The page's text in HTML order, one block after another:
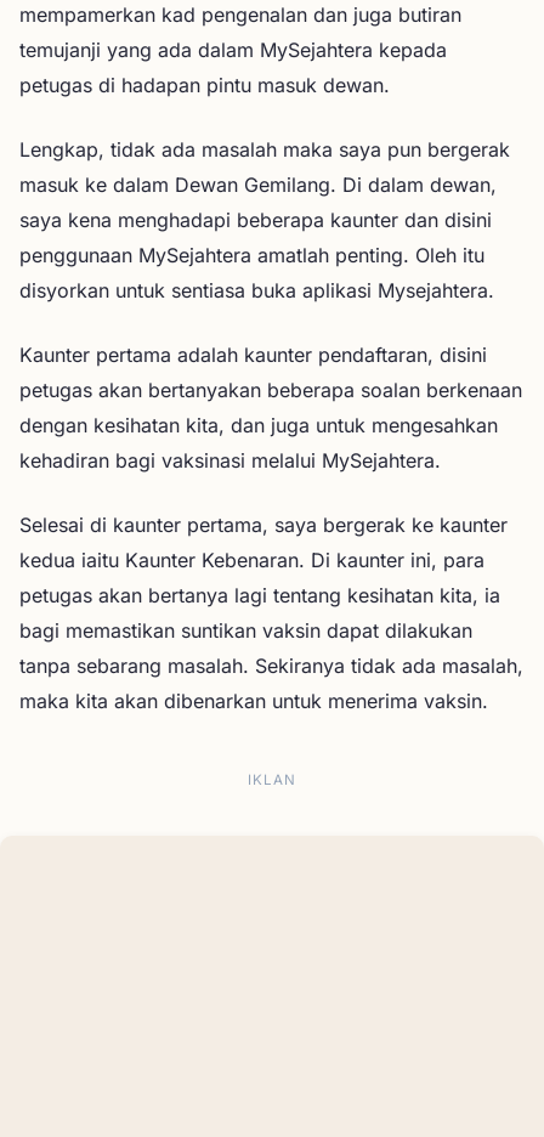
mempamerkan kad pengenalan dan juga butiran
temujanji yang ada dalam MySejahtera kepada
petugas di hadapan pintu masuk dewan.
Lengkap, tidak ada masalah maka saya pun bergerak
masuk ke dalam Dewan Gemilang. Di dalam dewan,
saya kena menghadapi beberapa kaunter dan disini
penggunaan MySejahtera amatlah penting. Oleh itu
disyorkan untuk sentiasa buka aplikasi Mysejahtera.
Kaunter pertama adalah kaunter pendaftaran, disini
petugas akan bertanyakan beberapa soalan berkenaan
dengan kesihatan kita, dan juga untuk mengesahkan
kehadiran bagi vaksinasi melalui MySejahtera.
Selesai di kaunter pertama, saya bergerak ke kaunter
kedua iaitu Kaunter Kebenaran. Di kaunter ini, para
petugas akan bertanya lagi tentang kesihatan kita, ia
bagi memastikan suntikan vaksin dapat dilakukan
tanpa sebarang masalah. Sekiranya tidak ada masalah,
maka kita akan dibenarkan untuk menerima vaksin.
IKLAN